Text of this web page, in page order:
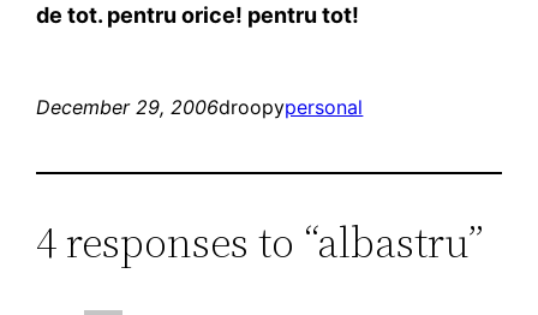
de tot. pentru orice! pentru tot!
December 29, 2006droopypersonal
4 responses to “albastru”